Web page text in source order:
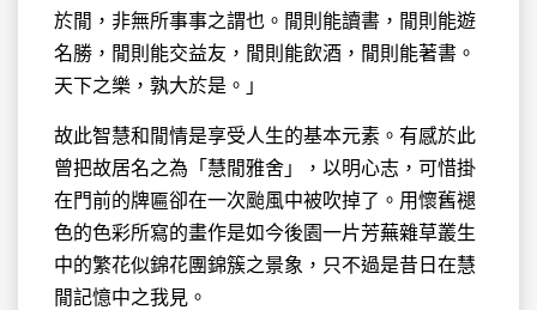
於閒，非無所事事之謂也。閒則能讀書，閒則能遊
名勝，閒則能交益友，閒則能飲酒，閒則能著書。
天下之樂，孰大於是。」
故此智慧和閒情是享受人生的基本元素。有感於此
曾把故居名之為「慧閒雅舍」，以明心志，可惜掛
在門前的牌匾卻在一次颱風中被吹掉了。用懷舊褪
色的色彩所寫的畫作是如今後園一片芳蕪雜草叢生
中的繁花似錦花團錦簇之景象，只不過是昔日在慧
閒記憶中之我見。